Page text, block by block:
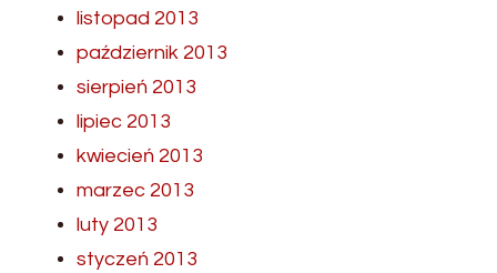
listopad 2013
październik 2013
sierpień 2013
lipiec 2013
kwiecień 2013
marzec 2013
luty 2013
styczeń 2013